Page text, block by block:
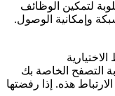
لتمكين الوظائف
وإمكانية الوصول.
التصفح الخاصة بك
هذه. إذا رفضتها